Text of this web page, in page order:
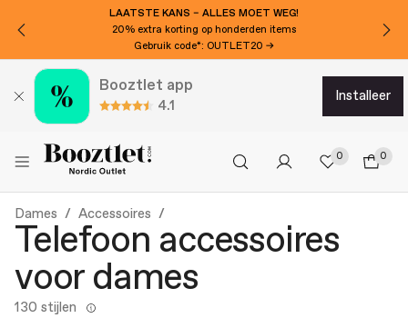
Abonneer je op onze nieuwsbrief!
Booztlet app
4.1
installeer
0 0
Dames Accessoires
Telefoon accessoires
voor dames
130 stijlen